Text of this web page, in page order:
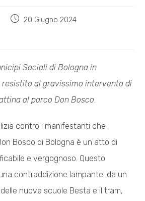
Articolo20 Giugno 2024
Sociali di Bologna in
resistito al gravissimo intervento di
al parco Don Bosco
contro i manifestanti che
Bosco di Bologna è un atto di
e vergognoso. Questo
contraddizione lampante: da un
nuove scuole Besta e il tram,